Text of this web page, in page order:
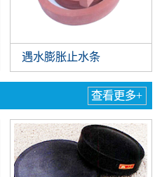
遇水膨胀止水条
查看更多+